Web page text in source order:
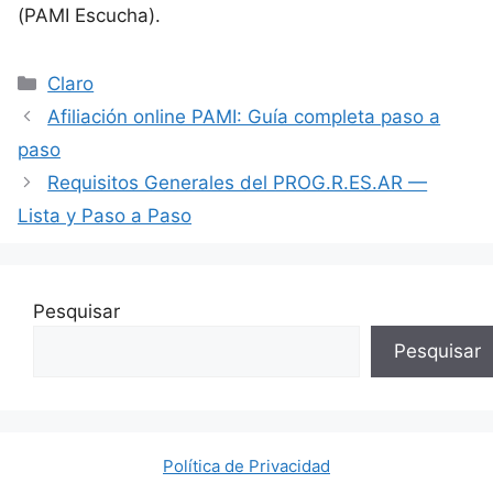
(PAMI Escucha).
Categorías
Claro
Afiliación online PAMI: Guía completa paso a
paso
Requisitos Generales del PROG.R.ES.AR —
Lista y Paso a Paso
Pesquisar
Pesquisar
Política de Privacidad